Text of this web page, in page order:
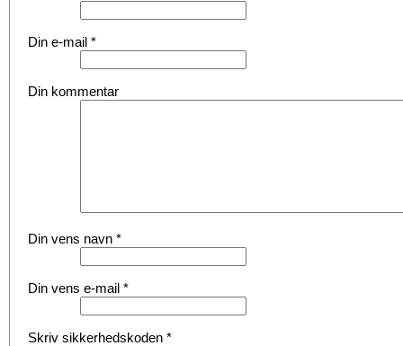
Din e-mail *
Din kommentar
Din vens navn *
Din vens e-mail *
Skriv sikkerhedskoden *